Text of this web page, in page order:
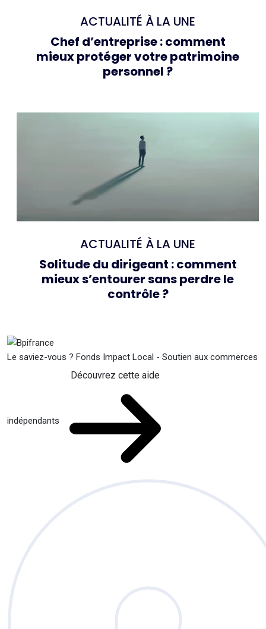
ACTUALITÉ À LA UNE
Chef d’entreprise : comment
mieux protéger votre patrimoine
personnel ?
ACTUALITÉ À LA UNE
Solitude du dirigeant : comment
mieux s’entourer sans perdre le
contrôle ?
Le saviez-vous ? Fonds Impact Local - Soutien aux commerces
indépendants
Découvrez cette aide